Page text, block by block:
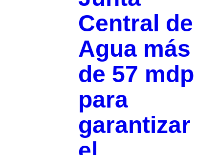
Central de
Agua más
de 57 mdp
para
garantizar